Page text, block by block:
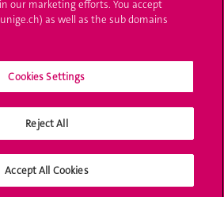
our marketing efforts. You accept
as well as the sub domains
Cookies Settings
Reject All
Accept All Cookies